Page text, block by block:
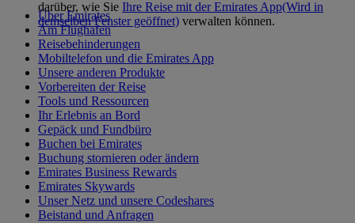
darüber, wie Sie Ihre Reise mit der Emirates App(Wird in
demselben Fenster geöffnet) verwalten können.
Über Emirates
Am Flughafen
Reisebehinderungen
Mobiltelefon und die Emirates App
Unsere anderen Produkte
Vorbereiten der Reise
Tools und Ressourcen
Ihr Erlebnis an Bord
Gepäck und Fundbüro
Buchen bei Emirates
Buchung stornieren oder ändern
Emirates Business Rewards
Emirates Skywards
Unser Netz und unsere Codeshares
Beistand und Anfragen